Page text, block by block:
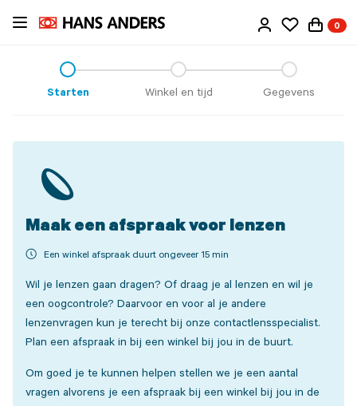
Ga
0
Starten Winkel en tijd Gegevens
Maak een afspraak voor lenzen
Een winkel afspraak duurt ongeveer 15 min
Wil je lenzen gaan dragen? Of draag je al lenzen en wil je
een oogcontrole? Daarvoor en voor al je andere
lenzenvragen kun je terecht bij onze contactlensspecialist.
Plan een afspraak in bij een winkel bij jou in de buurt.
Om goed je te kunnen helpen stellen we je een aantal
vragen alvorens je een afspraak bij een winkel bij jou in de